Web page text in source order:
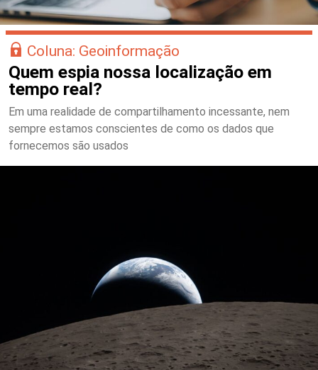
Coluna: Geoinformação
Quem espia nossa localização em
tempo real?
Em uma realidade de compartilhamento incessante, nem
sempre estamos conscientes de como os dados que
fornecemos são usados